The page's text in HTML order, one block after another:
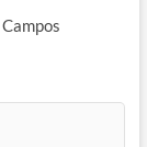
Campos